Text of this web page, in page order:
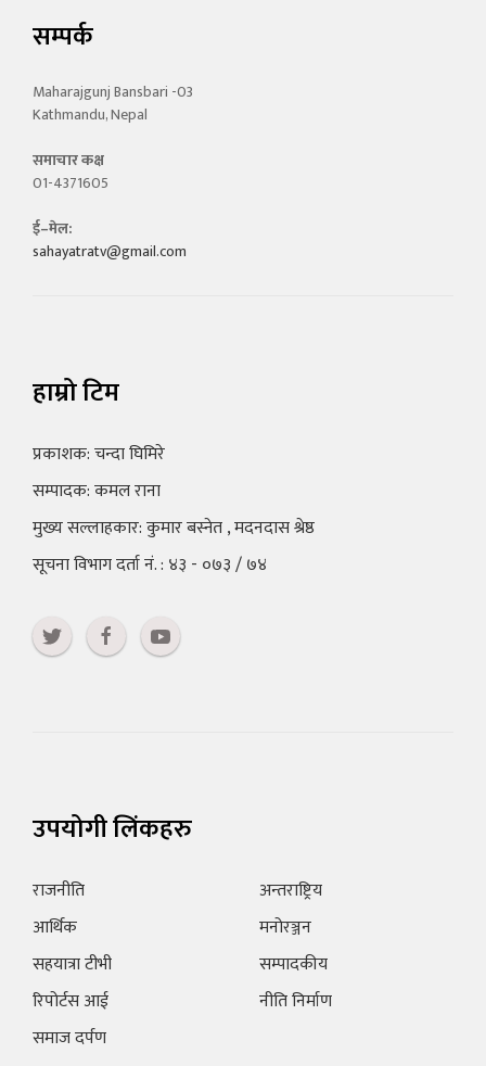
सम्पर्क
Maharajgunj Bansbari -03
Kathmandu, Nepal
समाचार कक्ष
01-4371605
ई–मेल:
sahayatratv@gmail.com
हाम्रो टिम
प्रकाशक: चन्दा घिमिरे
सम्पादक: कमल राना
मुख्य सल्लाहकार: कुमार बस्नेत , मदनदास श्रेष्ठ
सूचना विभाग दर्ता नं. : ४३ - ०७३ / ७४
उपयोगी लिंकहरु
राजनीति
आर्थिक
सहयात्रा टीभी
रिपोर्टस आई
समाज दर्पण
अन्तराष्ट्रिय
मनोरञ्जन
सम्पादकीय
नीति निर्माण